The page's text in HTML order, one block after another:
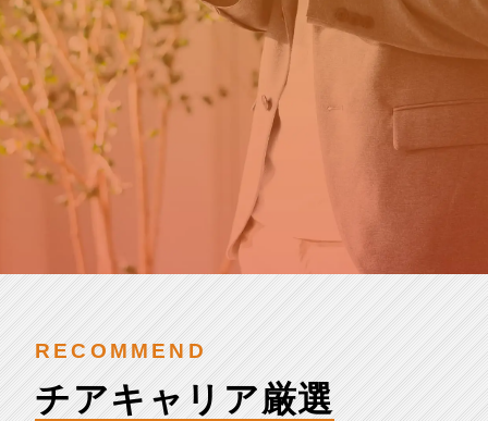
チアキャリアとは
SCROLL
RECOMMEND
チアキャリア厳選